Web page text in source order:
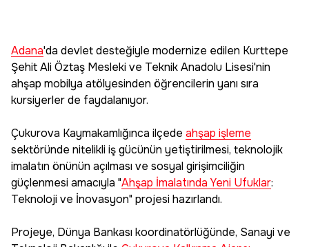
Adana'da devlet desteğiyle modernize edilen Kurttepe
Şehit Ali Öztaş Mesleki ve Teknik Anadolu Lisesi'nin
ahşap mobilya atölyesinden öğrencilerin yanı sıra
kursiyerler de faydalanıyor.
Çukurova Kaymakamlığınca ilçede ahşap işleme
sektöründe nitelikli iş gücünün yetiştirilmesi, teknolojik
imalatın önünün açılması ve sosyal girişimciliğin
güçlenmesi amacıyla "Ahşap İmalatında Yeni Ufuklar:
Teknoloji ve İnovasyon" projesi hazırlandı.
Projeye, Dünya Bankası koordinatörlüğünde, Sanayi ve